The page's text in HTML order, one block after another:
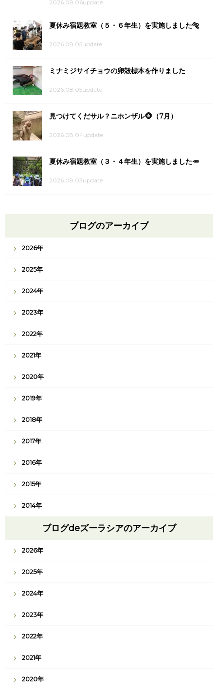
2026.08.06update
夏休み宿題教室（５・６年生）を実施しました🐅
2026.08.05update
ミナミジサイチョウの卵殻標本を作りました
2026.08.05update
見つけてくだサル？ニホンザル🐵（7月）
2026.08.04update
夏休み宿題教室（３・４年生）を実施しました🥕
2026.08.03update
ブログのアーカイブ
2026年
2025年
2024年
2023年
2022年
2021年
2020年
2019年
2018年
2017年
2016年
2015年
2014年
ブログdeズーラシアのアーカイブ
2026年
2025年
2024年
2023年
2022年
2021年
2020年